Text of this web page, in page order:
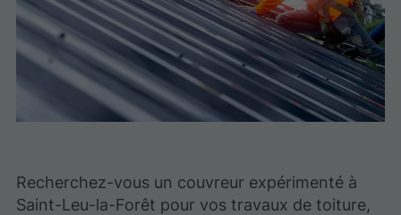
Recherchez-vous un couvreur expérimenté à
Saint-Leu-la-Forêt pour vos travaux de toiture,